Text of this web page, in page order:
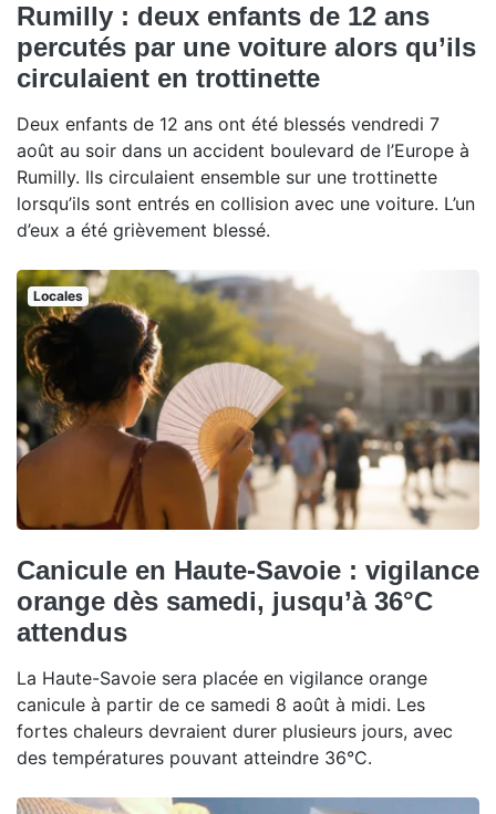
Rumilly : deux enfants de 12 ans
percutés par une voiture alors qu’ils
circulaient en trottinette
Deux enfants de 12 ans ont été blessés vendredi 7
août au soir dans un accident boulevard de l’Europe à
Rumilly. Ils circulaient ensemble sur une trottinette
lorsqu’ils sont entrés en collision avec une voiture. L’un
d’eux a été grièvement blessé.
Locales
Canicule en Haute-Savoie : vigilance
orange dès samedi, jusqu’à 36°C
attendus
La Haute-Savoie sera placée en vigilance orange
canicule à partir de ce samedi 8 août à midi. Les
fortes chaleurs devraient durer plusieurs jours, avec
des températures pouvant atteindre 36°C.